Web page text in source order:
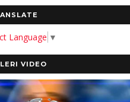
Language ▼
VIDEO